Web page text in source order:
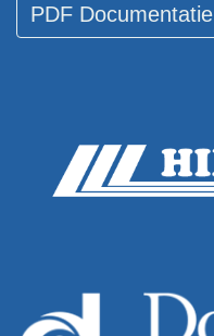
PDF Documentatie